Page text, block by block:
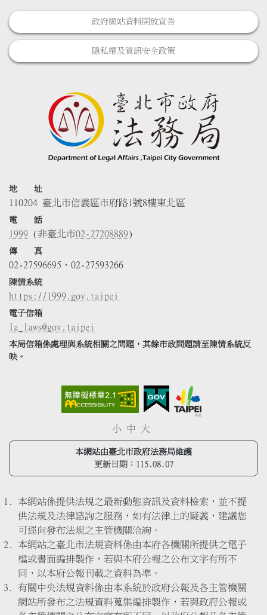
政府網站資料開放宣告
隱私權及資訊安全政策
地 址
110204 臺北市信義區市府路1號8樓東北區
電 話
1999 (非臺北市02-27208889)
傳 真
02-27596695、02-27593266
陳情系統
https://1999.gov.taipei
電子信箱
la_laws@gov.taipei
本局信箱係處理與系統相關之問題，其餘市政問題請至陳情系統反
映。
小 中 大
本網站由臺北市政府法務局維護
更新日期： 115.08.07
本網站係提供法規之最新動態資訊及資料檢索，並不提
供法規及法律諮詢之服務，如有法律上的疑義，建議您
可逕向發布法規之主管機關洽詢。
本網站之臺北市法規資料係由本府各機關所提供之電子
檔或書面編排製作，若與本府公報之公布文字有所不
同，以本府公報刊載之資料為準。
有關中央法規資料係由本系統於政府公報及各主管機關
網站所發布之法規資料蒐集編排製作，若與政府公報或